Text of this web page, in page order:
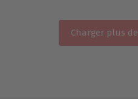
Charger plus